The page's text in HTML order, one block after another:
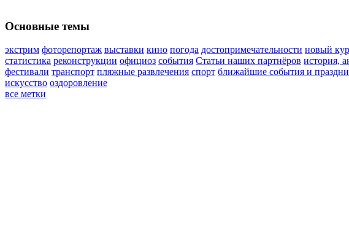
Основные темы
экстрим фоторепортаж выставки кино погода достопримечательности новый
статистика реконструкции официоз события Статьи наших партнёров история,
фестивали транспорт пляжные развлечения спорт ближайшие события и
искусство оздоровление
все метки